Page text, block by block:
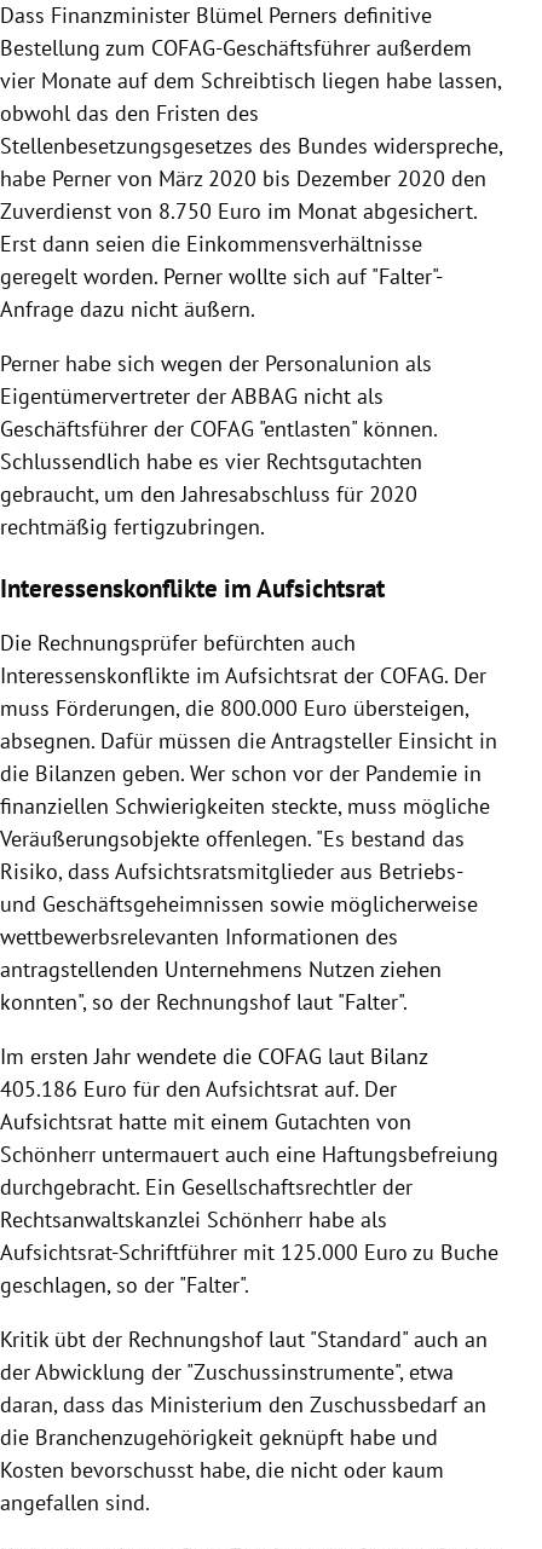
Dass Finanzminister Blümel Perners definitive
Bestellung zum COFAG-Geschäftsführer außerdem
vier Monate auf dem Schreibtisch liegen habe lassen,
obwohl das den Fristen des
Stellenbesetzungsgesetzes des Bundes widerspreche,
habe Perner von März 2020 bis Dezember 2020 den
Zuverdienst von 8.750 Euro im Monat abgesichert.
Erst dann seien die Einkommensverhältnisse
geregelt worden. Perner wollte sich auf "Falter"-
Anfrage dazu nicht äußern.
Perner habe sich wegen der Personalunion als
Eigentümervertreter der ABBAG nicht als
Geschäftsführer der COFAG "entlasten" können.
Schlussendlich habe es vier Rechtsgutachten
gebraucht, um den Jahresabschluss für 2020
rechtmäßig fertigzubringen.
Interessenskonflikte im Aufsichtsrat
Die Rechnungsprüfer befürchten auch
Interessenskonflikte im Aufsichtsrat der COFAG. Der
muss Förderungen, die 800.000 Euro übersteigen,
absegnen. Dafür müssen die Antragsteller Einsicht in
die Bilanzen geben. Wer schon vor der Pandemie in
finanziellen Schwierigkeiten steckte, muss mögliche
Veräußerungsobjekte offenlegen. "Es bestand das
Risiko, dass Aufsichtsratsmitglieder aus Betriebs-
und Geschäftsgeheimnissen sowie möglicherweise
wettbewerbsrelevanten Informationen des
antragstellenden Unternehmens Nutzen ziehen
konnten", so der Rechnungshof laut "Falter".
Im ersten Jahr wendete die COFAG laut Bilanz
405.186 Euro für den Aufsichtsrat auf. Der
Aufsichtsrat hatte mit einem Gutachten von
Schönherr untermauert auch eine Haftungsbefreiung
durchgebracht. Ein Gesellschaftsrechtler der
Rechtsanwaltskanzlei Schönherr habe als
Aufsichtsrat-Schriftführer mit 125.000 Euro zu Buche
geschlagen, so der "Falter".
Kritik übt der Rechnungshof laut "Standard" auch an
der Abwicklung der "Zuschussinstrumente", etwa
daran, dass das Ministerium den Zuschussbedarf an
die Branchenzugehörigkeit geknüpft habe und
Kosten bevorschusst habe, die nicht oder kaum
angefallen sind.